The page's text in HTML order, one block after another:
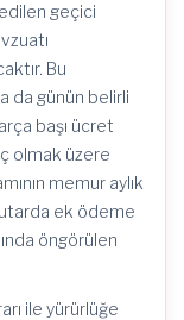
geçici
Bu
da günün belirli
başı ücret
olmak üzere
memur aylık
ek ödeme
öngörülen
ile yürürlüğe